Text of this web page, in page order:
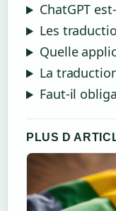
ChatGPT
Les
Quelle
La
Faut-il
PLUS D